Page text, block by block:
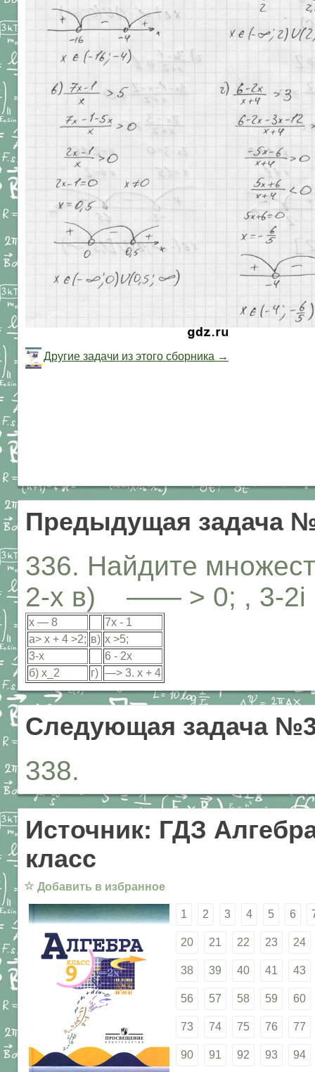
Другие задачи из этого сборника →
Предыдущая задача
336. Найдите
2-х в) —— > 0; , 3-
х — 8
7х - 1
а> х + 4 >2; в) х >5;
3-х
6 - 2х
б) х_2
г) —> 3. х + 4
Следующая задача
338.
Источник: ГДЗ
класс
☆ Добавить в избранное
1 2 3 4 5 6
20 21 22 23 24
38 39 40 41 43
56 57 58 59 60
73 74 75 76 77
90 91 92 93 94